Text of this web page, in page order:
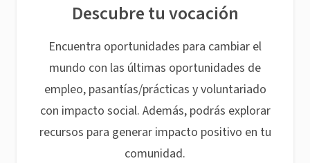
Descubre tu vocación
Encuentra oportunidades para cambiar el
mundo con las últimas oportunidades de
empleo, pasantías/prácticas y voluntariado
con impacto social. Además, podrás explorar
recursos para generar impacto positivo en tu
comunidad.